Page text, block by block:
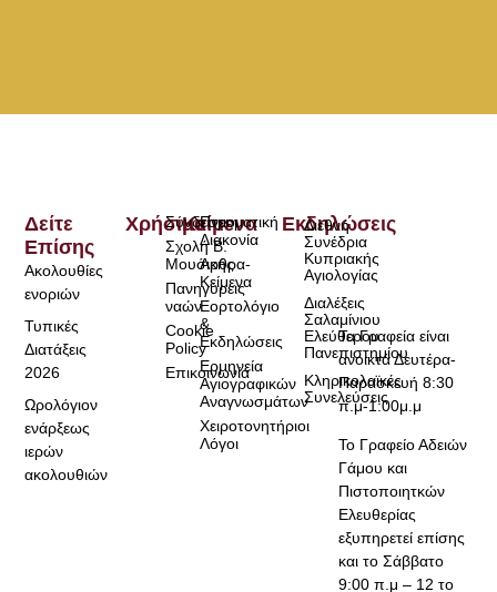
Τα Γραφεία είναι
ανοικτά Δευτέρα-
Παρασκευή 8:30
π.μ-1:00μ.μ
Το Γραφείο Αδειών
Γάμου και
Πιστοποιητκών
Ελευθερίας
εξυπηρετεί επίσης
και το Σάββατο
9:00 π.μ – 12 το
Χρήσιμα
Σύνδεσμοι
Σχολή Β.
Μουσικής
Πανηγύρεις
ναών
Cookie
Policy
Επικοινωνία
Κείμενα
Πνευματική
Διακονία
Άρθρα-
Κείμενα
Εορτολόγιο
&
Εκδηλώσεις
Ερμηνεία
Αγιογραφικών
Αναγνωσμάτων
Χειροτονητήριοι
Λόγοι
Δείτε
Επίσης
Ακολουθίες
ενοριών
Τυπικές
Διατάξεις
2026
Ωρολόγιον
ενάρξεως
ιερών
ακολουθιών
Εκδηλώσεις
Διεθνή
Συνέδρια
Κυπριακής
Αγιολογίας
Διαλέξεις
Σαλαμίνιου
Ελεύθερου
Πανεπιστημίου
Κληρικολαϊκές
Συνελεύσεις